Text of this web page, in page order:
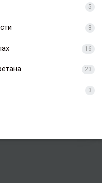
5
8
16
23
3